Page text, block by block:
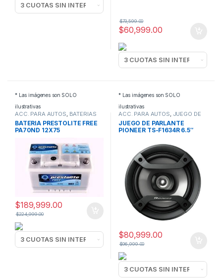
$60,999.00
$73,599.00
* Las imágenes son SOLO
ilustrativas
ACC. PARA AUTOS, BATERIAS
AUTO
BATERIA PRESTOLITE FREE
PA70ND 12X75
$189,999.00
$224,999.00
* Las imágenes son SOLO
ilustrativas
ACC. PARA AUTOS, JUEGO DE
PARLANTES
JUEGO DE PARLANTE
PIONEER TS-F1634R 6.5″
$80,999.00
$96,999.00